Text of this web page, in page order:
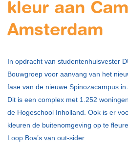
kleur aan
Amsterdam
In opdracht van studentenhuisvester
Bouwgroep voor aanvang van het
fase van de nieuwe Spinozacampus in
Dit is een complex met 1.252
de Hogeschool Inholland. Ook is er
kleuren de buitenomgeving op te
Loop Boa’s van out-sider.